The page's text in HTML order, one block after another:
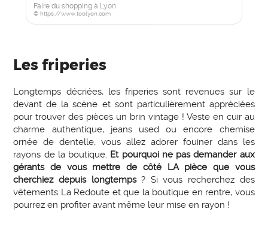
Faire du shopping à Lyon
© https://www.toolyon.com
Les friperies
Longtemps décriées, les friperies sont revenues sur le
devant de la scène et sont particulièrement appréciées
pour trouver des pièces un brin vintage ! Veste en cuir au
charme authentique, jeans used ou encore chemise
ornée de dentelle, vous allez adorer fouiner dans les
rayons de la boutique. Et pourquoi ne pas demander aux
gérants de vous mettre de côté LA pièce que vous
cherchiez depuis longtemps? Si vous recherchez des
vêtements La Redoute et que la boutique en rentre, vous
pourrez en profiter avant même leur mise en rayon !